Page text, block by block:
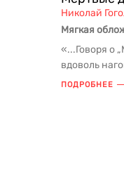
Николай
Мягкая
«...Говоря о
вдоволь
суждение
ПОДРОБНЕЕ